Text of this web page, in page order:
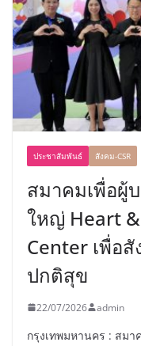
ประชาสัมพันธ์ สังคม-CSR
สมาคมเพื่อผู้
ใหญ่ Heart
Center เพื่อ
ปกติสุข
22/07/2026 admin
กรุงเทพมหานคร : สมา